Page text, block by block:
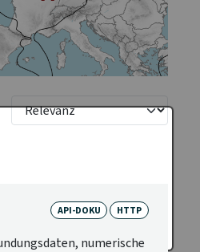
API-DOKU HTTP
numerische